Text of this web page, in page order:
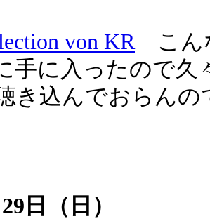
von KRこん
手に入ったので久
き込んでおらんの
日（日）